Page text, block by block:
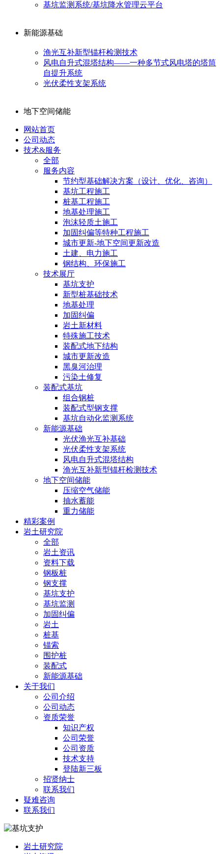
基坑监测系统/基坑降水管理云平台
新能源基础
渔光互补新型锚杆检测技术
风电自升式混塔结构——一种多节式风电塔的塔筒
自提升系统
光伏柔性支架系统
地下空间储能
网站首页
公司动态
技术&服务
全部
服务内容
节约型基础解决方案（设计、优化、咨询）
基坑工程施工
桩基工程施工
地基处理施工
泡沫轻质土施工
加固纠偏等特种工程施工
城市更新-地下空间更新改造
土建、电力施工
钢结构、环保施工
技术展厅
基坑支护
新型桩基础技术
地基处理
加固纠偏
岩土新材料
特殊施工技术
装配式地下结构
城市更新改造
黑臭河治理
污染土修复
装配式基坑
组合钢桩
装配式型钢支撑
基坑自动化监测系统
新能源基础
光伏渔光互补基础
光伏柔性支架系统
风电自升式混塔结构
渔光互补新型锚杆检测技术
地下空间储能
压缩空气储能
抽水蓄能
重力储能
精彩案例
岩土研究院
全部
岩土资讯
资料下载
钢板桩
钢支撑
基坑支护
基坑监测
加固纠偏
岩土
桩基
锚索
围护桩
装配式
新能源基础
关于我们
公司介绍
公司动态
资质荣誉
知识产权
公司荣誉
公司资质
技术支持
登陆新三板
招贤纳士
联系我们
疑难咨询
联系我们
岩土研究院